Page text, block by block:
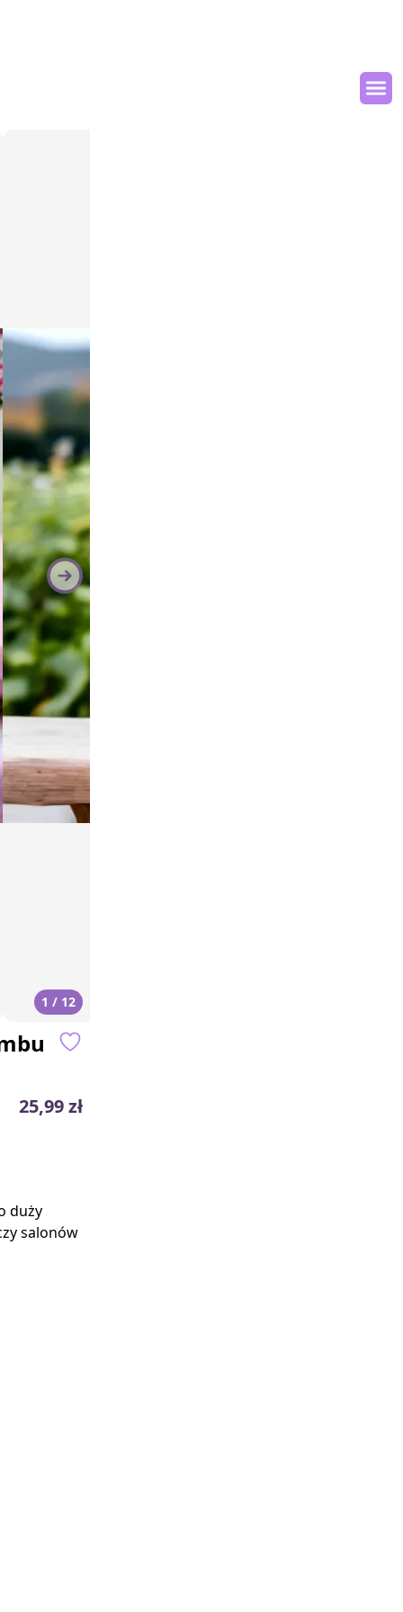
1 / 12
25,99 zł
duży
salonów